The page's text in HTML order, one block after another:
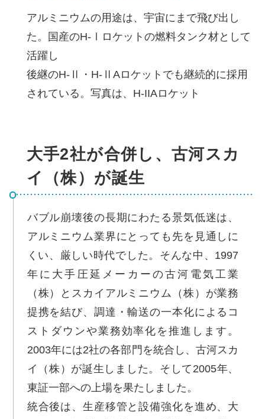
アルミニウムの用途は、宇宙にまで飛び出し
た。国産のH-Ⅰロケットの燃料タンク材として
活躍し
後継のH-Ⅱ・H-ⅡAロケットでも継続的に採用
されている。写真は、H-IIAロケット
大手2社が合併し、古河スカ
イ（株）が誕生
バブル崩壊後の長期にわたる景気低迷は、
アルミニウム業界にとっても先を見通しに
くい、厳しい時代でした。そんな中、1997
年に大手圧延メーカーの古河電気工業
（株）とスカイアルミニウム（株）が業務
提携を結び、調達・輸送の一本化によるコ
ストダウンや業務効率化を推進します。
2003年には2社の各部門を統合し、古河スカ
イ（株）が誕生しました。そして2005年、
東証一部への上場を果たしました。
統合後は、生産移管と設備強化を進め、大